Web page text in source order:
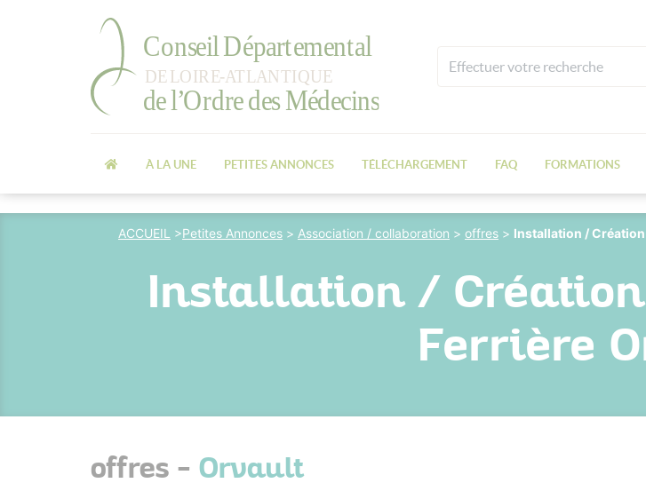
À LA UNE PETITES ANNONCES TÉLÉCHARGEMENT FAQ FORMATIONS
ACCUEIL >Petites Annonces > Association / collaboration > offres > Installation / Création
Installation /
Ferrière
offres - Orvault